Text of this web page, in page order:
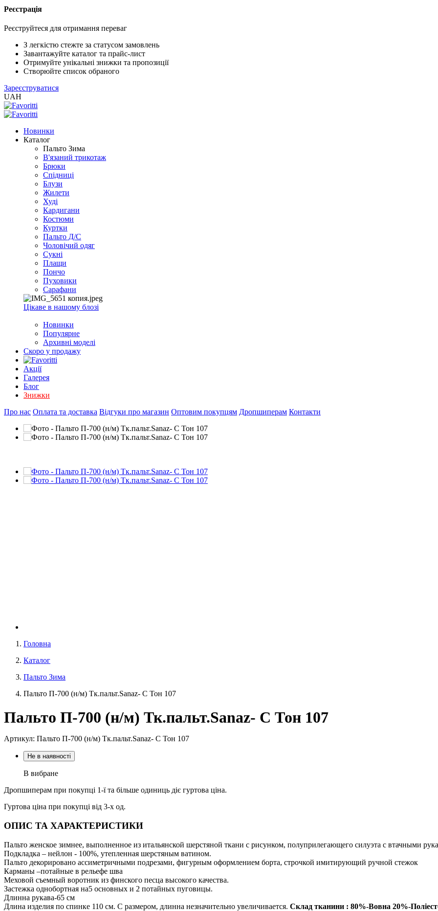
Реєстрація
Реєструйтеся для отримання переваг
З легкістю стежте за статусом замовлень
Завантажуйте каталог та прайс-лист
Отримуйте унікальні знижки та пропозиції
Створюйте список обраного
Зареєструватися
UAH
Новинки
Каталог
Пальто Зима
В'язаний трикотаж
Брюки
Спідниці
Блузи
Жилети
Худі
Кардигани
Костюми
Куртки
Пальто Д/С
Чоловічий одяг
Сукні
Плащи
Пончо
Пуховики
Сарафани
Цікаве в нашому блозі
Новинки
Популярне
Архивні моделі
Скоро у продажу
Акції
Галерея
Блог
Знижки
Про нас Оплата та доставка Відгуки про магазин Оптовим покупцям Дропшиперам Контакти
Головна
Каталог
Пальто Зима
Пальто П-700 (н/м) Тк.пальт.Sanaz- C Тон 107
Пальто П-700 (н/м) Тк.пальт.Sanaz- C Тон 107
Артикул: Пальто П-700 (н/м) Тк.пальт.Sanaz- C Тон 107
Не в наявності
В вибране
Дропшиперам при покупці 1-ї та більше одиниць діє гуртова ціна.
Гуртова ціна при покупці від 3-х од.
ОПИС ТА ХАРАКТЕРИСТИКИ
Пальто женское зимнее, выполненное из итальянской шерстяной ткани с рисунком, полуприлегающего силуэта с втачными
Подкладка – нейлон - 100%, утепленная шерстяным ватином.
Пальто декорировано ассиметричными подрезами, фигурным оформлением борта, строчкой имитирующий ручной стежок
Карманы –потайные в рельефе шва
Меховой съемный воротник из финского песца высокого качества.
Застежка однобортная на5 основных и 2 потайных пуговицы.
Длинна рукава-65 см
Длина изделия по спинке 110 см. С размером, длинна незначительно увеличивается. Склад тканини : 80%-Вовна 20%-
/
2005
(Розн.)
/
EXCEL
2005
(Опт)
XLSX